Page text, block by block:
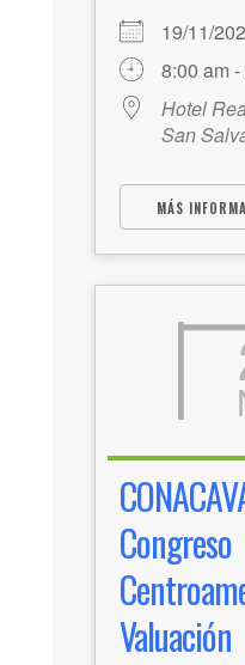
19/11/
8:00 am
Hotel
San
MÁS
Congreso
Valuación